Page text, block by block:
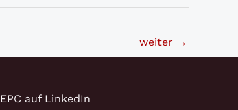
weiter →
EPC auf LinkedIn